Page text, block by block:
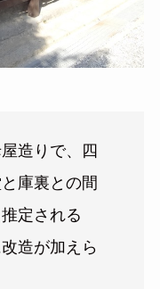
造りで、四
庫裏との間
定される
造が加えら